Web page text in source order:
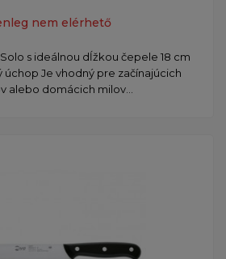
nem elérhető
s ideálnou dĺžkou čepele 18 cm
úchop Je vhodný pre začínajúcich
alebo domácich milov...